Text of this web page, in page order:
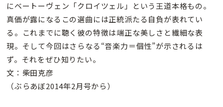
にベートーヴェン「クロイツェル」という王道本格もの。
真価が露になるこの選曲には正統派たる自負が表れてい
る。これまでに聴く彼の特徴は端正な美しさと繊細な表
現。そして今回はさらなる“音楽力＝個性”が示されるは
ず。それをぜひ知りたい。
文：柴田克彦
（ぶらあぼ2014年2月号から）